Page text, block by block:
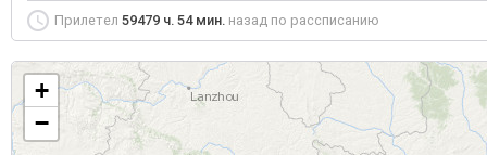
Прилетел 59479 ч. 54 мин. назад по рассписанию
+
−